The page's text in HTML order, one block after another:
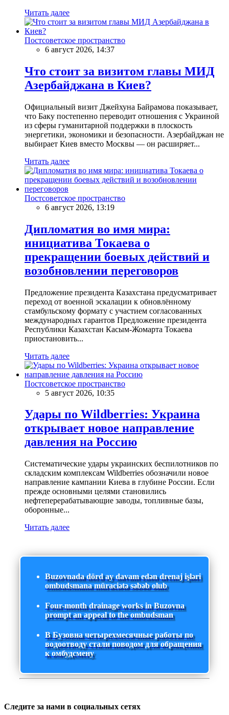
Читать далее
Постсоветское пространство
6 август 2026, 14:37
Что стоит за визитом главы МИД
Азербайджана в Киев?
Официальный визит Джейхуна Байрамова показывает,
что Баку постепенно переводит отношения с Украиной
из сферы гуманитарной поддержки в плоскость
энергетики, экономики и безопасности. Азербайджан не
выбирает Киев вместо Москвы — он расширяет...
Читать далее
Постсоветское пространство
6 август 2026, 13:19
Дипломатия во имя мира:
инициатива Токаева о
прекращении боевых действий и
возобновлении переговоров
Предложение президента Казахстана предусматривает
переход от военной эскалации к обновлённому
стамбульскому формату с участием согласованных
международных гарантов Предложение президента
Республики Казахстан Касым-Жомарта Токаева
приостановить...
Читать далее
Постсоветское пространство
5 август 2026, 10:35
Удары по Wildberries: Украина
открывает новое направление
давления на Россию
Систематические удары украинских беспилотников по
складским комплексам Wildberries обозначили новое
направление кампании Киева в глубине России. Если
прежде основными целями становились
нефтеперерабатывающие заводы, топливные базы,
оборонные...
Читать далее
Buzovnada dörd ay davam edən drenaj işləri
ombudsmana müraciətə səbəb olub
Four-month drainage works in Buzovna
prompt an appeal to the ombudsman
В Бузовна четырехмесячные работы по
водоотводу стали поводом для обращения
к омбудсмену
Следите за нами в социальных сетях